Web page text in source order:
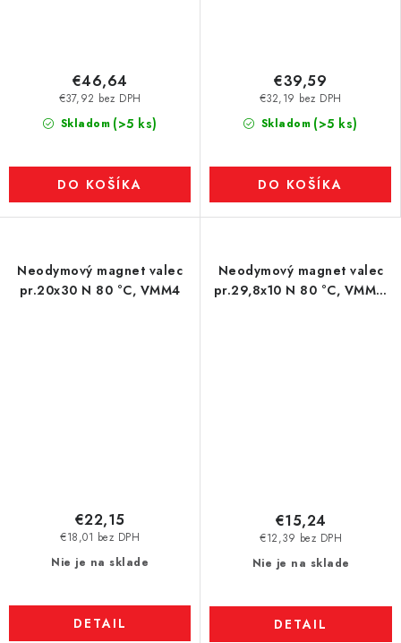
Skladom (>5 ks)
€37,92 bez DPH
€46,64
DO KOŠÍKA
Skladom (>5 ks)
€32,19 bez DPH
€39,59
DO KOŠÍKA
Neodymový magnet valec
pr.20x30 N 80 °C, VMM4
Nie je na sklade
€18,01 bez DPH
€22,15
DETAIL
Neodymový magnet valec
pr.29,8x10 N 80 °C, VMM5-
Nie je na sklade
€12,39 bez DPH
€15,24
DETAIL